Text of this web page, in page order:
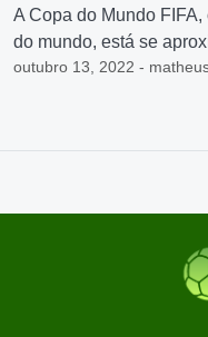
A Copa do Mundo
do mundo, está se
outubro 13, 2022 -